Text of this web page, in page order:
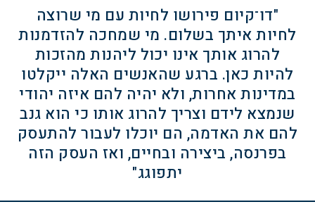
"דו־קיום פירושו לחיות עם מי שרוצה
לחיות איתך בשלום. מי שמחכה להזדמנות
להרוג אותך אינו יכול ליהנות מהזכות
להיות כאן. ברגע שהאנשים האלה ייקלטו
במדינות אחרות, ולא יהיה להם איזה יהודי
שנמצא לידם וצריך להרוג אותו כי הוא גנב
להם את האדמה, הם יוכלו לעבור להתעסק
בפרנסה, ביצירה ובחיים, ואז העסק הזה
יתפוגג"